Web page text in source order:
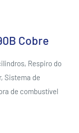
Cobre
Respiro do
Sistema de
de combustível